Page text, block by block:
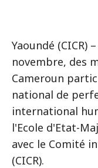
Yaoundé (CICR)
novembre, des
Cameroun
national de
international
l'Ecole d'Etat-
avec le Comité
(CICR).